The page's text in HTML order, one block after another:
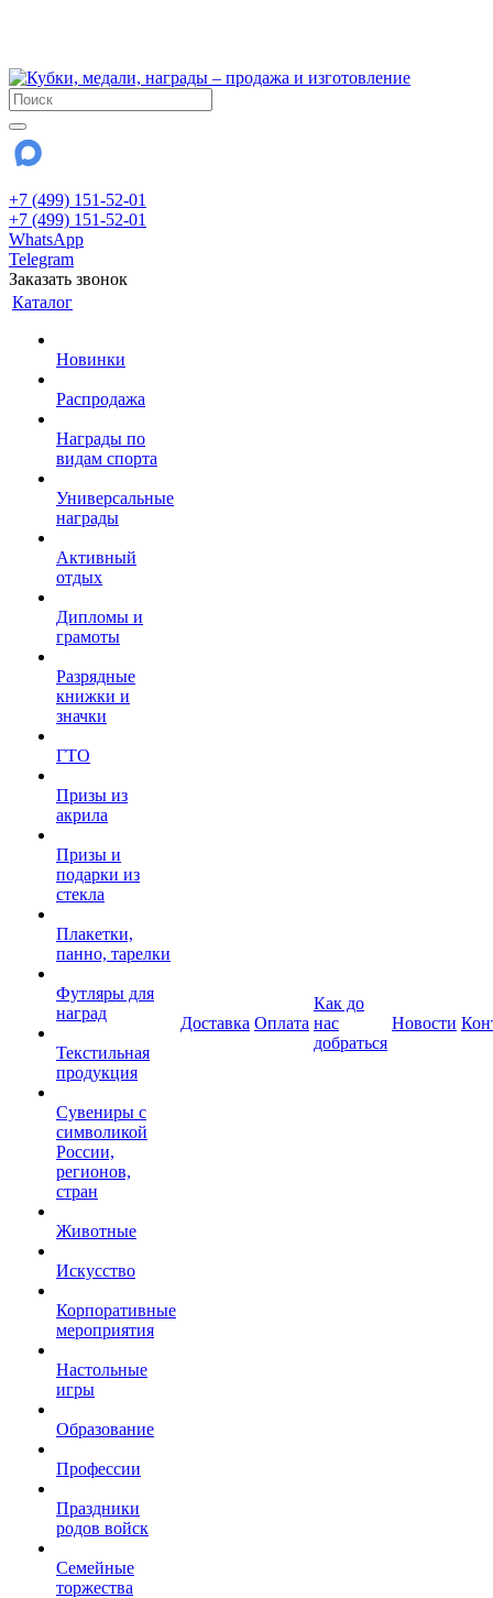
+7 (499) 151-52-01
+7 (499) 151-52-01
WhatsApp
Telegram
Заказать звонок
Каталог
Новинки
Распродажа
Награды по
видам спорта
Универсальные
награды
Активный
отдых
Дипломы и
грамоты
Разрядные
книжки и
значки
ГТО
Призы из
акрила
Призы и
подарки из
стекла
Плакетки,
панно, тарелки
Футляры для
наград
Текстильная
продукция
Сувениры с
символикой
России,
регионов,
стран
Животные
Искусство
Корпоративные
мероприятия
Настольные
игры
Образование
Профессии
Праздники
родов войск
Семейные
торжества
Доставка Оплата
Как до
нас
добраться
Новости